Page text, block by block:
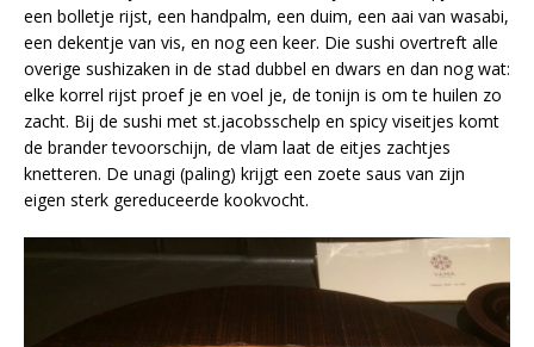
een bolletje rijst, een handpalm, een duim, een aai van wasabi,
een dekentje van vis, en nog een keer. Die sushi overtreft alle
overige sushizaken in de stad dubbel en dwars en dan nog wat:
elke korrel rijst proef je en voel je, de tonijn is om te huilen zo
zacht. Bij de sushi met st.jacobsschelp en spicy viseitjes komt
de brander tevoorschijn, de vlam laat de eitjes zachtjes
knetteren. De unagi (paling) krijgt een zoete saus van zijn
eigen sterk gereduceerde kookvocht.